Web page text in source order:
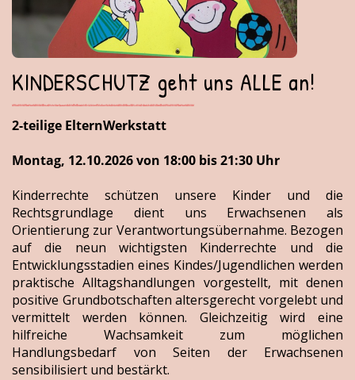
KINDERSCHUTZ geht uns ALLE an!
2-teilige ElternWerkstatt
Montag, 12.10.2026 von 18:00 bis 21:30 Uhr
Kinderrechte schützen unsere Kinder und die
Rechtsgrundlage dient uns Erwachsenen als
Orientierung zur Verantwortungsübernahme. Bezogen
auf die neun wichtigsten Kinderrechte und die
Entwicklungsstadien eines Kindes/Jugendlichen werden
praktische Alltagshandlungen vorgestellt, mit denen
positive Grundbotschaften altersgerecht vorgelebt und
vermittelt werden können. Gleichzeitig wird eine
hilfreiche Wachsamkeit zum möglichen
Handlungsbedarf von Seiten der Erwachsenen
sensibilisiert und bestärkt.